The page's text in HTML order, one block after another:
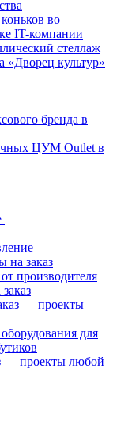
во
IT-компании
стеллаж
«Дворец культур»
бренда в
ЦУМ Outlet в
на заказ
производителя
— проекты
для
— проекты любой